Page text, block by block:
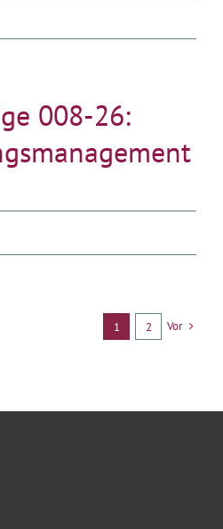
008-26:
1 2 Vor